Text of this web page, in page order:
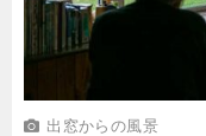
出窓からの風景